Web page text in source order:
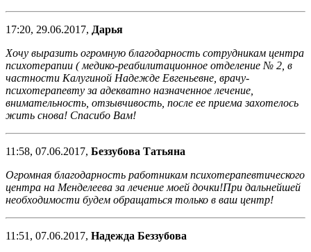
17:20, 29.06.2017, Дарья
Хочу выразить огромную благодарность сотрудникам центра
психотерапии ( медико-реабилитационное отделение № 2, в
частности Калугиной Надежде Евгеньевне, врачу-
психотерапевту за адекватно назначенное лечение,
внимательность, отзывчивость, после ее приема захотелось
жить снова! Спасибо Вам!
11:58, 07.06.2017, Беззубова Татьяна
Огромная благодарность работникам психотерапевтического
центра на Менделеева за лечение моей дочки!При дальнейшей
необходимости будем обращаться только в ваш центр!
11:51, 07.06.2017, Надежда Беззубова